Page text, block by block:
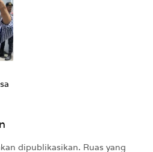
dipublikasikan. Ruas yang